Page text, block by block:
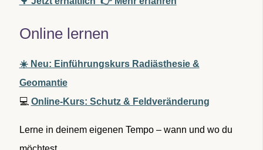
Online lernen
☀️ Neu: Einführungskurs Radiästhesie &
Geomantie
💻 Online-Kurs: Schutz & Feldveränderung
Lerne in deinem eigenen Tempo – wann und wo du